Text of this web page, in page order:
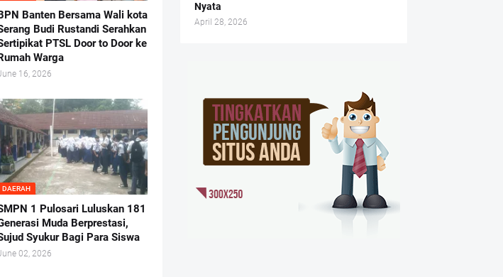
BPN Banten Bersama Wali kota
Budi Rustandi Serahkan
PTSL Door to Door ke
Rumah Warga
16, 2026
DAERAH
1 Pulosari Luluskan 181
Muda Berprestasi,
Syukur Bagi Para Siswa
02, 2026
Nyata
April 28, 2026